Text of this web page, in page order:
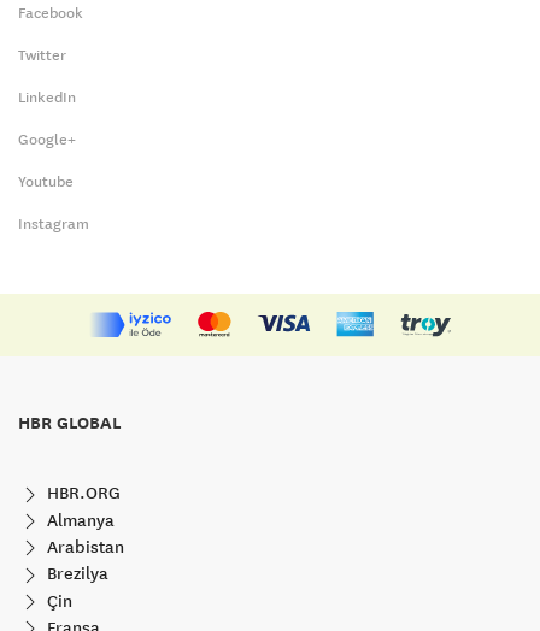
Facebook
Twitter
LinkedIn
Google+
Youtube
Instagram
HBR GLOBAL
HBR.ORG
Almanya
Arabistan
Brezilya
Çin